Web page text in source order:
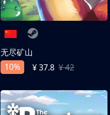
无尽矿山
10%
¥ 37.8 ¥ 42